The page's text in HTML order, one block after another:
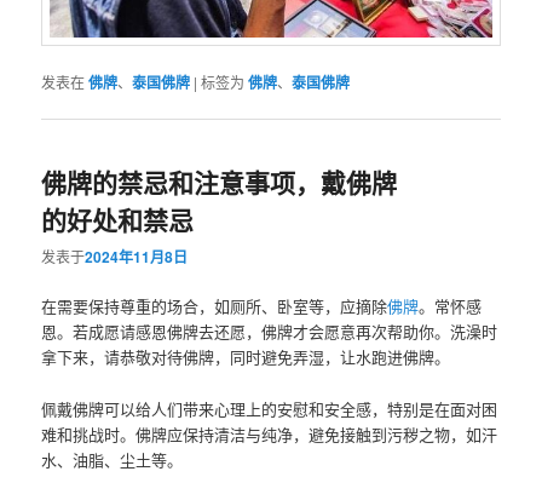
发表在佛牌、泰国佛牌 |标签为 佛牌、泰国佛牌
佛牌的禁忌和注意事项，戴佛牌
的好处和禁忌
发表于2024年11月8日
在需要保持尊重的场合，如厕所、卧室等，应摘除佛牌。常怀感
恩。若成愿请感恩佛牌去还愿，佛牌才会愿意再次帮助你。洗澡时
拿下来，请恭敬对待佛牌，同时避免弄湿，让水跑进佛牌。
佩戴佛牌可以给人们带来心理上的安慰和安全感，特别是在面对困
难和挑战时。佛牌应保持清洁与纯净，避免接触到污秽之物，如汗
水、油脂、尘土等。